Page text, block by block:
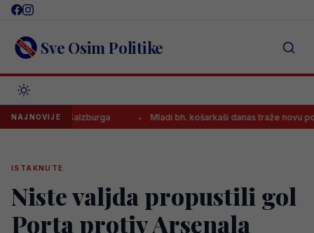
Skip
content Sve Osim Politike
NAJNOVIJE
u dresu Salzburga Mladi bh. košarkaši danas traže novu
ISTAKNUTE
Niste valjda propustili gol
Porta protiv Arsenala